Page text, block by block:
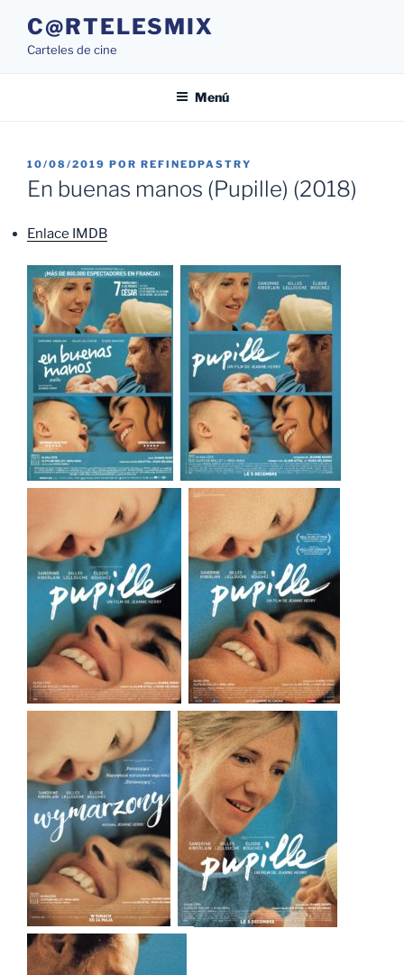
contenido
C@RTELESMIX
Carteles de cine
Menú
PUBLICADO
EL
10/08/2019 POR REFINEDPASTRY
En buenas manos (Pupille) (2018)
Enlace IMDB